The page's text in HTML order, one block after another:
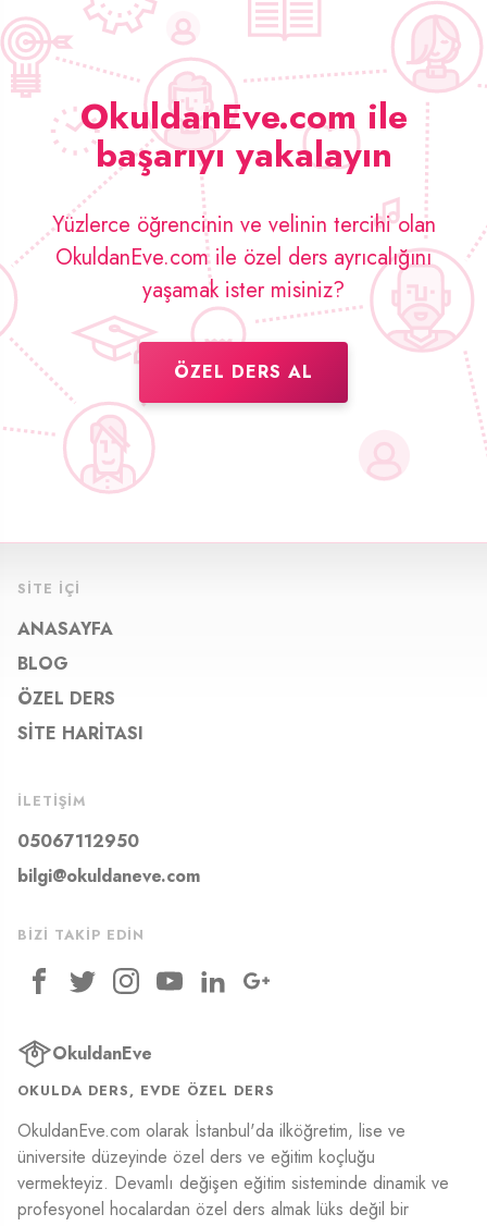
OkuldanEve.com ile
başarıyı yakalayın
Yüzlerce öğrencinin ve velinin tercihi olan
OkuldanEve.com ile özel ders ayrıcalığını
yaşamak ister misiniz?
ÖZEL DERS AL
SITE İÇI
ANASAYFA
BLOG
ÖZEL DERS
SITE HARITASI
İLETIŞIM
05067112950
bilgi@okuldaneve.com
BIZI TAKIP EDIN
OkuldanEve
OKULDA DERS, EVDE ÖZEL DERS
OkuldanEve.com olarak İstanbul'da ilköğretim, lise ve
üniversite düzeyinde özel ders ve eğitim koçluğu
vermekteyiz. Devamlı değişen eğitim sisteminde dinamik ve
profesyonel hocalardan özel ders almak lüks değil bir